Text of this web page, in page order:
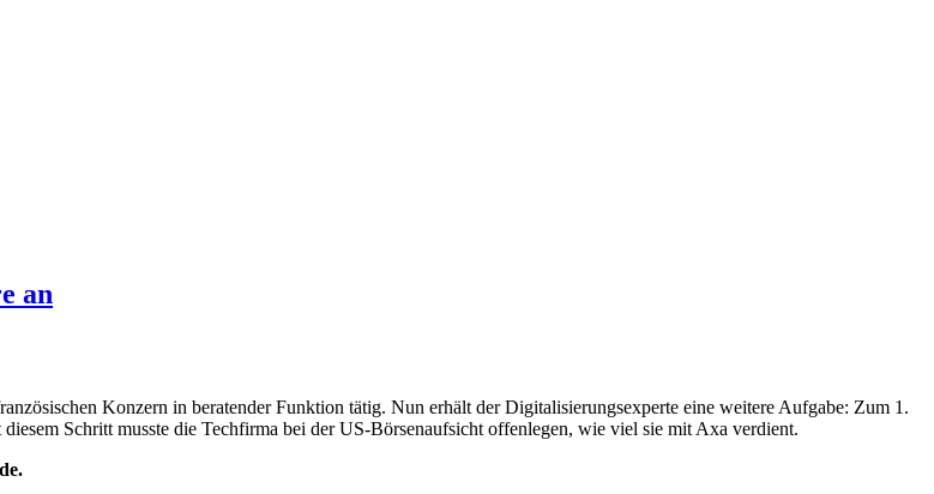
an
Konzern in beratender Funktion tätig. Nun erhält der Digitalisierungsexperte eine weitere Aufgabe: Zum 1.
Schritt musste die Techfirma bei der US-Börsenaufsicht offenlegen, wie viel sie mit Axa verdient.